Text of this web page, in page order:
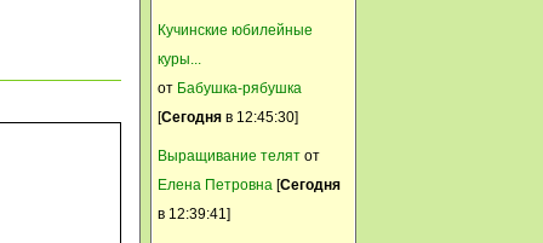
А у нас метель
Svetik
11 Март, 2015, 20:51:42
Суздаль +10
Камуфляж
Кучинские юбилейные
куры...
от Бабушка-рябушка
[Сегодня в 12:45:30]
Выращивание телят от
Елена Петровна [Сегодня
в 12:39:41]